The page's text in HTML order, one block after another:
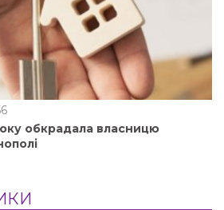
обкрадала власницю